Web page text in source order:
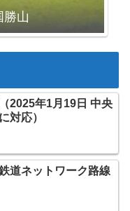
山
2025年1月19日 中央
対応）
道ネットワーク路線